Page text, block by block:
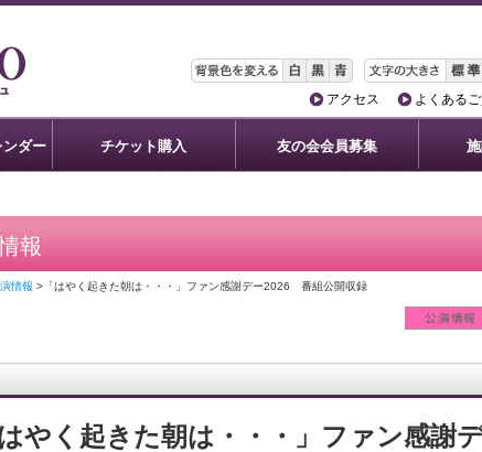
アクセス よくある
ンダー チケット購入 友の会会員募集
報
情報 >「はやく起きた朝は・・・」ファン感謝デー2026 番組公開収録
はやく起きた朝は・・・」ファン感